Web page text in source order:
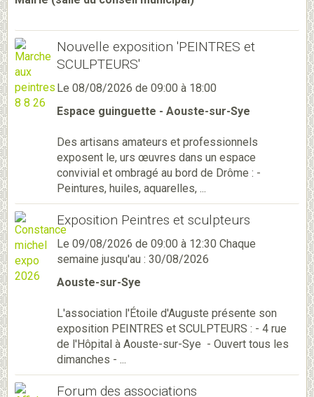
Nouvelle exposition 'PEINTRES et
SCULPTEURS'
Le 08/08/2026 de 09:00 à 18:00
Espace guinguette - Aouste-sur-Sye
Des artisans amateurs et professionnels
exposent le, urs œuvres dans un espace
convivial et ombragé au bord de Drôme : -
Peintures, huiles, aquarelles, ...
Exposition Peintres et sculpteurs
Le 09/08/2026 de 09:00 à 12:30 Chaque
semaine jusqu'au : 30/08/2026
Aouste-sur-Sye
L'association l'Étoile d'Auguste présente son
exposition PEINTRES et SCULPTEURS : - 4 rue
de l'Hôpital à Aouste-sur-Sye - Ouvert tous les
dimanches - ...
Forum des associations